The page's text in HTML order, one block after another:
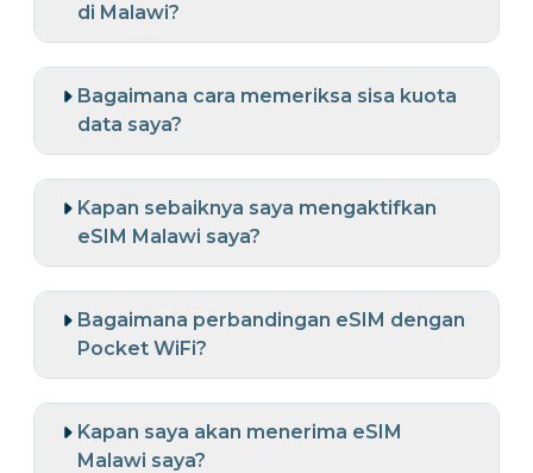
di Malawi?
Bagaimana cara memeriksa sisa kuota
data saya?
Kapan sebaiknya saya mengaktifkan
eSIM Malawi saya?
Bagaimana perbandingan eSIM dengan
Pocket WiFi?
Kapan saya akan menerima eSIM
Malawi saya?